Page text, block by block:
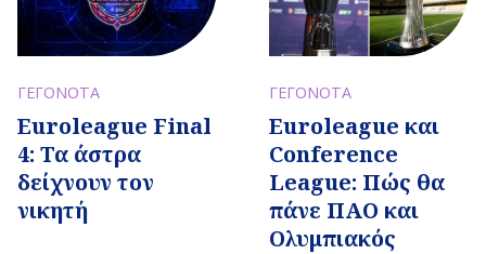
ΓΕΓΟΝΟΤΑ
Euroleague Final
4: Τα άστρα
δείχνουν τον
νικητή
ΓΕΓΟΝΟΤΑ
Euroleague και
Conference
League: Πώς θα
πάνε ΠΑΟ και
Ολυμπιακός